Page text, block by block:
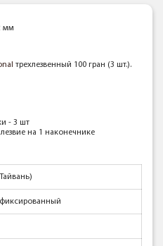
мм
трехлезвенный 100 гран (3 шт.).
- 3 шт
на 1 наконечнике